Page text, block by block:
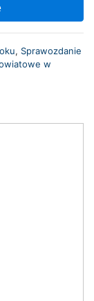
, Sprawozdanie
w